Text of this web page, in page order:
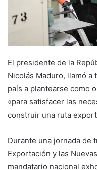
El presidente de la
Nicolás Maduro, llamó a
país a plantearse como
«para satisfacer las
construir una ruta
Durante una jornada de
Exportación y las
mandatario nacional